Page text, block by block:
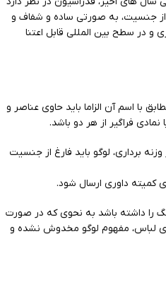
جنسیت، به صورتی ساده و شفاف و
و در سطح بین المللی قابل اعتنا
با اسم آن الزاما باید حاوی عناصر و
نمادی فراگیر از هر دو باشد.
برداری، لوگو باید فارغ از جنسیت
را داشته باشد به نحوی که در صورت
لباس، مفهوم لوگو مخدوش نشده و